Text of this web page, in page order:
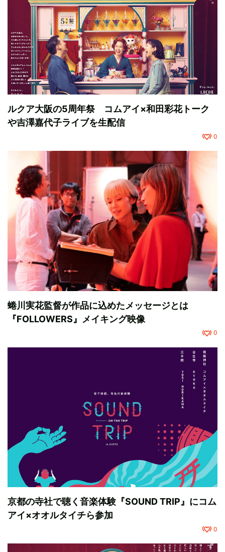
ルクア大阪の5周年祭 コムアイ×和田彩花トーク
や吉澤嘉代子ライブを生配信
0
蜷川実花監督が作品に込めたメッセージとは
『FOLLOWERS』メイキング映像
0
京都の寺社で聴く音楽体験『SOUND TRIP』にコム
アイ×オオルタイチら参加
0